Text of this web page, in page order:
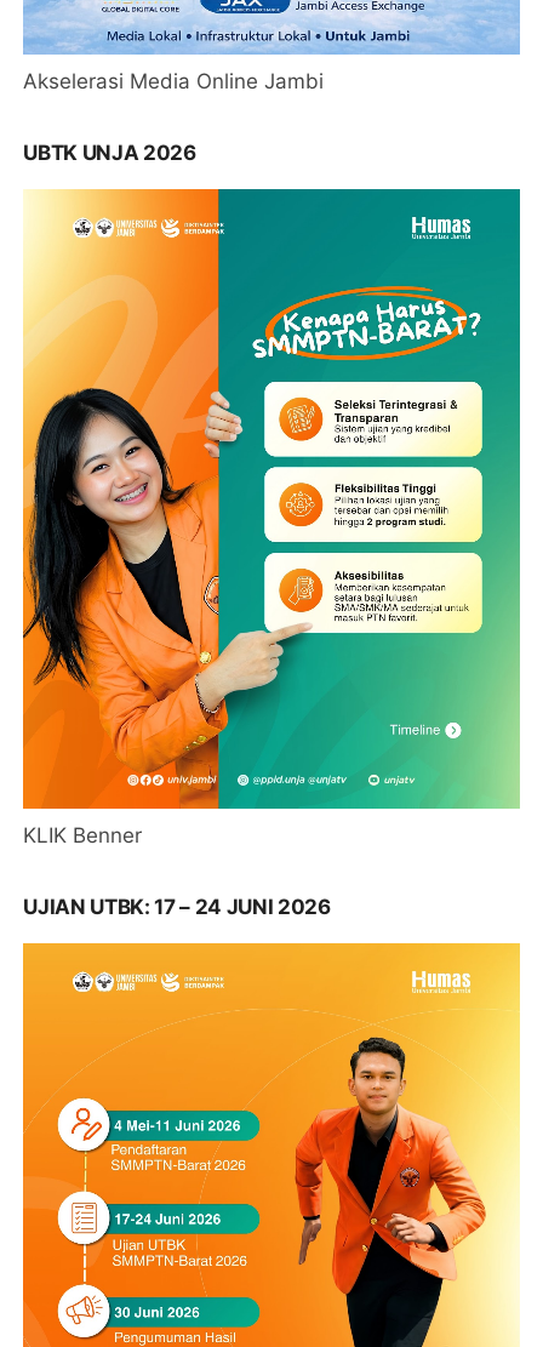
Akselerasi Media Online Jambi
UBTK UNJA 2026
KLIK Benner
UJIAN UTBK: 17 – 24 JUNI 2026